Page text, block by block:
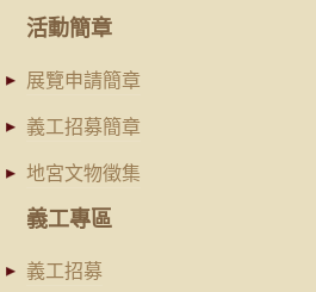
活動簡章
展覽申請簡章
義工招募簡章
地宮文物徵集
義工專區
義工招募